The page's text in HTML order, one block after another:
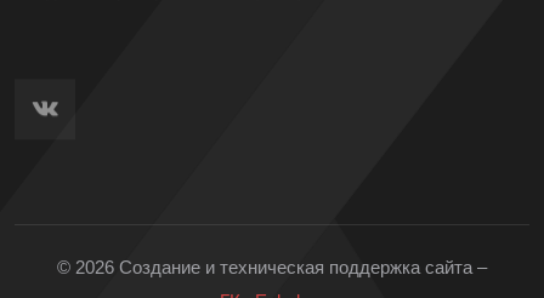
© 2026 Создание и техническая поддержка сайта –